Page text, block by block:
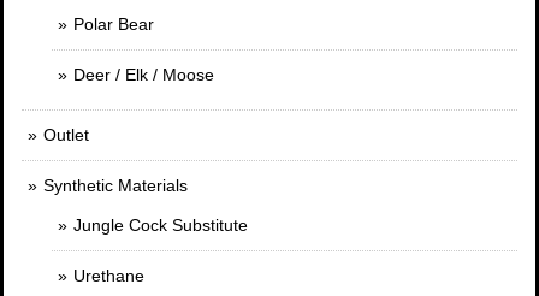
Polar Bear
Deer / Elk / Moose
Outlet
Synthetic Materials
Jungle Cock Substitute
Urethane